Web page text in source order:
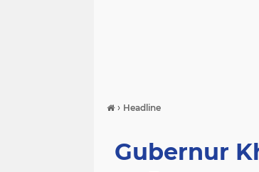
› Headline
Gubernur